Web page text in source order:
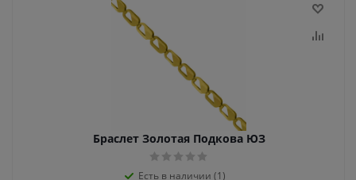
Браслет Золотая Подкова ЮЗ
Есть в наличии (1)